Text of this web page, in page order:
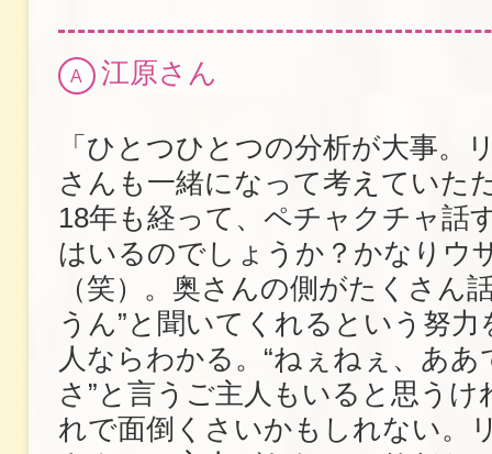
A 江原さん
「ひとつひとつの分析が大事。
さんも一緒になって考えていた
18年も経って、ペチャクチャ話
はいるのでしょうか？かなりウ
（笑）。奥さんの側がたくさん
うん”と聞いてくれるという努
人ならわかる。“ねぇねぇ、あ
さ”と言うご主人もいると思う
れで面倒くさいかもしれない。